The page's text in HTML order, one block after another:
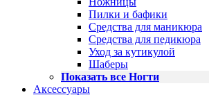
Пилки и бафики
Средства для маникюра
Средства для педикюра
Уход за кутикулой
Шаберы
Показать все Ногти
Аксессуары